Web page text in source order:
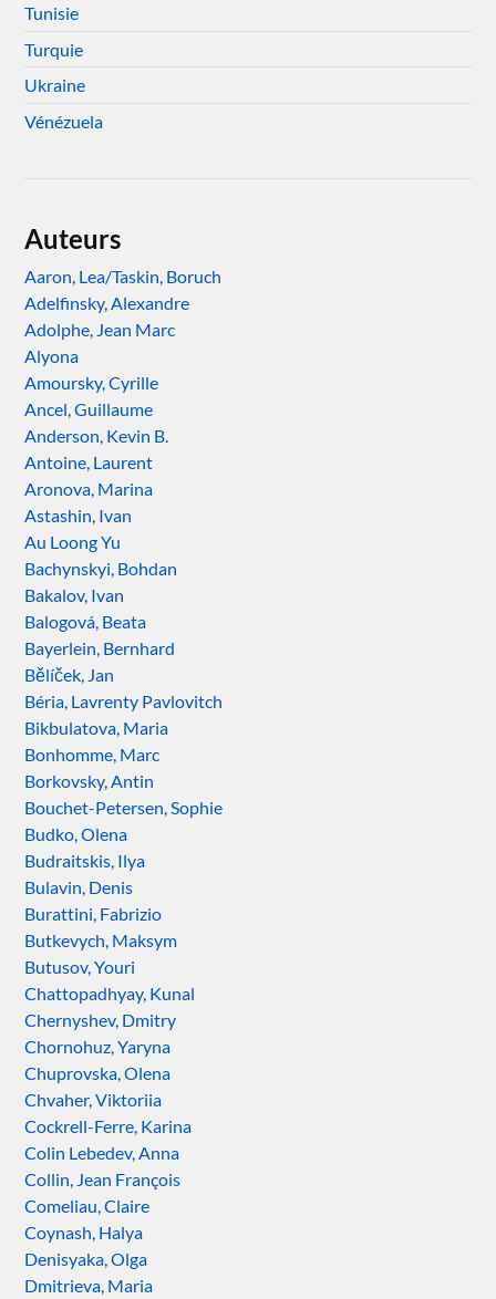
Tunisie
Turquie
Ukraine
Vénézuela
Auteurs
Aaron, Lea/Taskin, Boruch
Adelfinsky, Alexandre
Adolphe, Jean Marc
Alyona
Amoursky, Cyrille
Ancel, Guillaume
Anderson, Kevin B.
Antoine, Laurent
Aronova, Marina
Astashin, Ivan
Au Loong Yu
Bachynskyi, Bohdan
Bakalov, Ivan
Balogová, Beata
Bayerlein, Bernhard
Bělíček, Jan
Béria, Lavrenty Pavlovitch
Bikbulatova, Maria
Bonhomme, Marc
Borkovsky, Antin
Bouchet-Petersen, Sophie
Budko, Olena
Budraitskis, Ilya
Bulavin, Denis
Burattini, Fabrizio
Butkevych, Maksym
Butusov, Youri
Chattopadhyay, Kunal
Chernyshev, Dmitry
Chornohuz, Yaryna
Chuprovska, Olena
Chvaher, Viktoriia
Cockrell-Ferre, Karina
Colin Lebedev, Anna
Collin, Jean François
Comeliau, Claire
Coynash, Halya
Denisyaka, Olga
Dmitrieva, Maria